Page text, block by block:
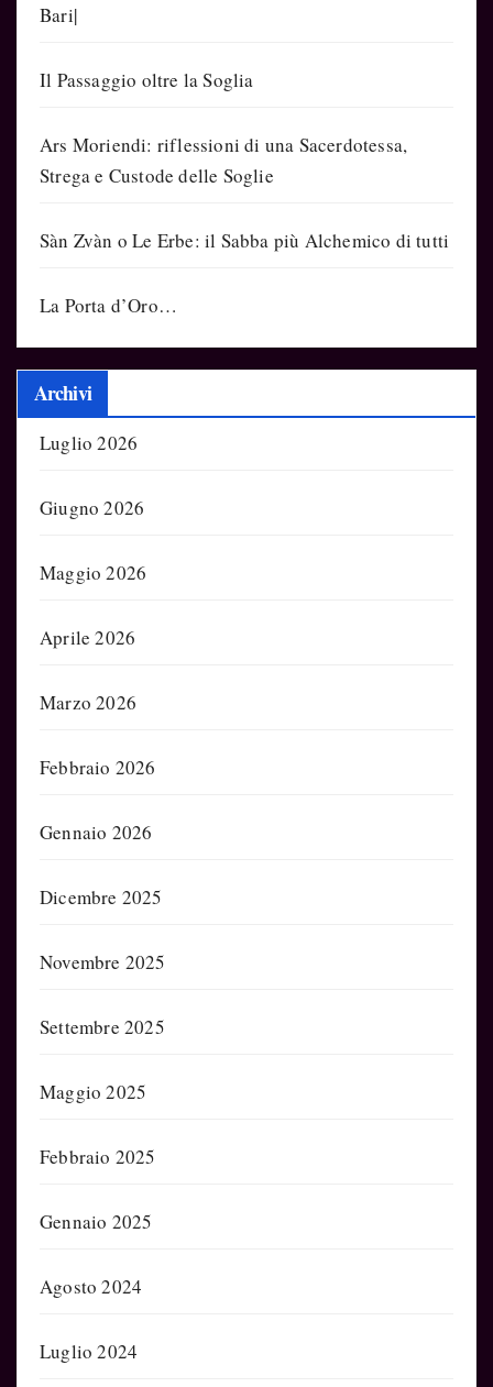
Bari|
Il Passaggio oltre la Soglia
Ars Moriendi: riflessioni di una Sacerdotessa,
Strega e Custode delle Soglie
Sàn Zvàn o Le Erbe: il Sabba più Alchemico di tutti
La Porta d’Oro…
Archivi
Luglio 2026
Giugno 2026
Maggio 2026
Aprile 2026
Marzo 2026
Febbraio 2026
Gennaio 2026
Dicembre 2025
Novembre 2025
Settembre 2025
Maggio 2025
Febbraio 2025
Gennaio 2025
Agosto 2024
Luglio 2024